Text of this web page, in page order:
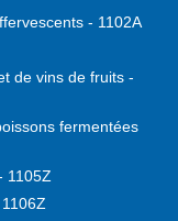
- 1102A
de vins de fruits -
fermentées
1105Z